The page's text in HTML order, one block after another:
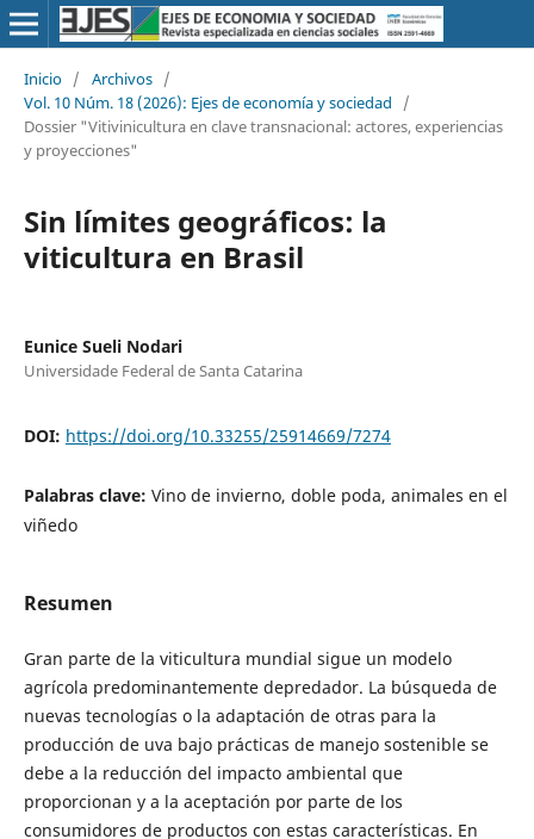
Inicio / Archivos /
Vol. 10 Núm. 18 (2026): Ejes de economía y sociedad
/
Dossier "Vitivinicultura en clave transnacional: actores, experiencias
y proyecciones"
Sin límites geográficos: la
viticultura en Brasil
Eunice Sueli Nodari
Universidade Federal de Santa Catarina
DOI: https://doi.org/10.33255/25914669/7274
Palabras clave: Vino de invierno, doble poda, animales en el
viñedo
Resumen
Gran parte de la viticultura mundial sigue un modelo
agrícola predominantemente depredador. La búsqueda de
nuevas tecnologías o la adaptación de otras para la
producción de uva bajo prácticas de manejo sostenible se
debe a la reducción del impacto ambiental que
proporcionan y a la aceptación por parte de los
consumidores de productos con estas características. En